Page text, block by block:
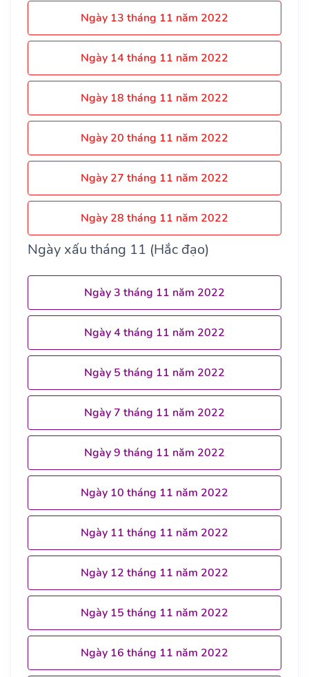
Ngày 13 tháng 11 năm 2022
Ngày 14 tháng 11 năm 2022
Ngày 18 tháng 11 năm 2022
Ngày 20 tháng 11 năm 2022
Ngày 27 tháng 11 năm 2022
Ngày 28 tháng 11 năm 2022
Ngày xấu tháng 11 (Hắc đạo)
Ngày 3 tháng 11 năm 2022
Ngày 4 tháng 11 năm 2022
Ngày 5 tháng 11 năm 2022
Ngày 7 tháng 11 năm 2022
Ngày 9 tháng 11 năm 2022
Ngày 10 tháng 11 năm 2022
Ngày 11 tháng 11 năm 2022
Ngày 12 tháng 11 năm 2022
Ngày 15 tháng 11 năm 2022
Ngày 16 tháng 11 năm 2022